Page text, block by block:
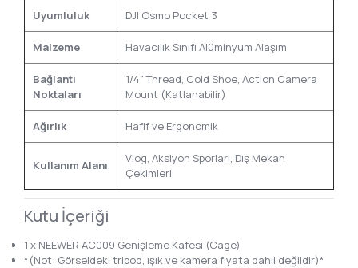
Uyumluluk DJI Osmo Pocket 3
Malzeme Havacılık Sınıfı Alüminyum Alaşım
Bağlantı
Noktaları
1/4" Thread, Cold Shoe, Action Camera
Mount (Katlanabilir)
Ağırlık Hafif ve Ergonomik
Kullanım Alanı
Vlog, Aksiyon Sporları, Dış Mekan
Çekimleri
Kutu İçeriği
1 x NEEWER AC009 Genişleme Kafesi (Cage)
*(Not: Görseldeki tripod, ışık ve kamera fiyata dahil değildir)*